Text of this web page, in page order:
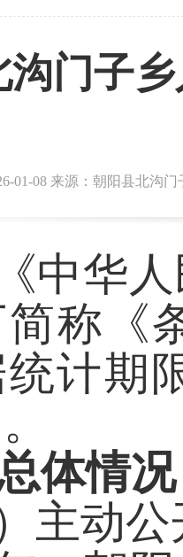
门子
01-08 来源：朝阳县北沟
中华
简称
计期
体情况
）主动